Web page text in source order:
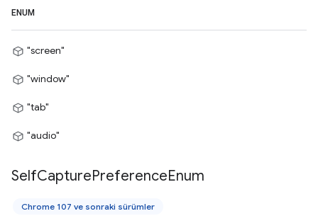
ENUM
"screen"
"window"
"tab"
"audio"
SelfCapturePreferenceEnum
Chrome 107 ve sonraki sürümler